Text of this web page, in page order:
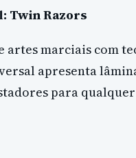
Twin Razors
marciais com
apresenta
para